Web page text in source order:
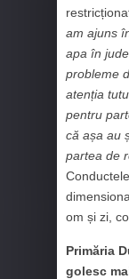
am ajuns
apa în
probleme
atenția
pentru
că așa au
partea de
om și zi,
Primăria
golesc